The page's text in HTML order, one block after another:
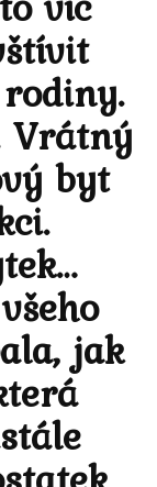
Vrátný
byt
jak